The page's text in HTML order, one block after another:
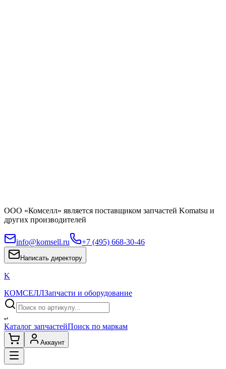
ООО «Комселл» является поставщиком запчастей Komatsu и
других производителей
info@komsell.ru +7 (495) 668-30-46
Написать директору
K
КОМСЕЛЛЗапчасти и оборудование
↵
Каталог запчастейПоиск по маркам
Аккаунт